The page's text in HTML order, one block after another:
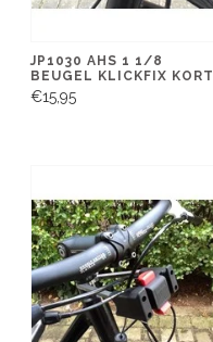
JP1030 AHS 1 1/8
BEUGEL KLICKFIX KORT
€15,95